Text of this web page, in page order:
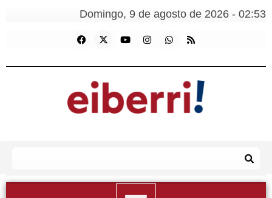
Domingo, 9 de agosto de 2026 - 02:53